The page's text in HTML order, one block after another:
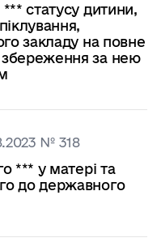
статусу дитини,
закладу на повне
за нею
№ 318
*** у матері та
до державного